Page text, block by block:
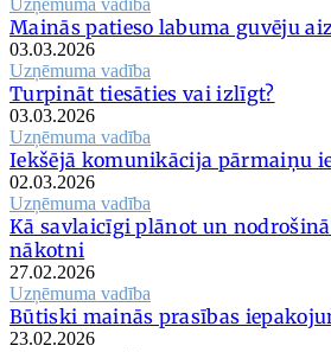
Mainās patieso labuma guvēju
03.03.2026
Uzņēmuma vadība
Turpināt tiesāties vai izlīgt?
03.03.2026
Uzņēmuma vadība
Iekšējā komunikācija pārmaiņu
02.03.2026
Uzņēmuma vadība
Kā savlaicīgi plānot un
nākotni
27.02.2026
Uzņēmuma vadība
Būtiski mainās prasības
23.02.2026